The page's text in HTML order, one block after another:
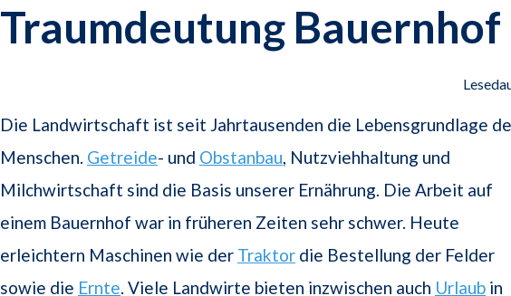
Traumdeutung Bauernhof
Die Landwirtschaft ist seit Jahrtausenden die Lebensgrundlage
Menschen. Getreide- und Obstanbau, Nutzviehhaltung und
Milchwirtschaft sind die Basis unserer Ernährung. Die Arbeit auf
einem Bauernhof war in früheren Zeiten sehr schwer. Heute
erleichtern Maschinen wie der Traktor die Bestellung der Felder
sowie die Ernte. Viele Landwirte bieten inzwischen auch Urlaub in